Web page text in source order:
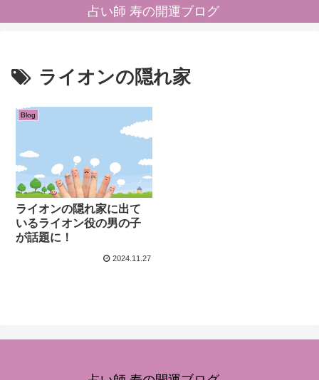
占い師 寿の開運ブログ
ライオンの隠れ家
Blog
ライオンの隠れ家に出て
いるライオン役の男の子
が話題に！
2024.11.27